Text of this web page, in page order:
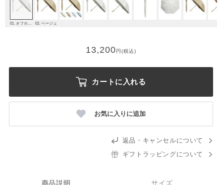
02. ベージュ
13,200円(税込)
カートに入れる
お気に入りに追加
返品・キャンセルについて
ギフトラッピングについて
商品説明 サイズ